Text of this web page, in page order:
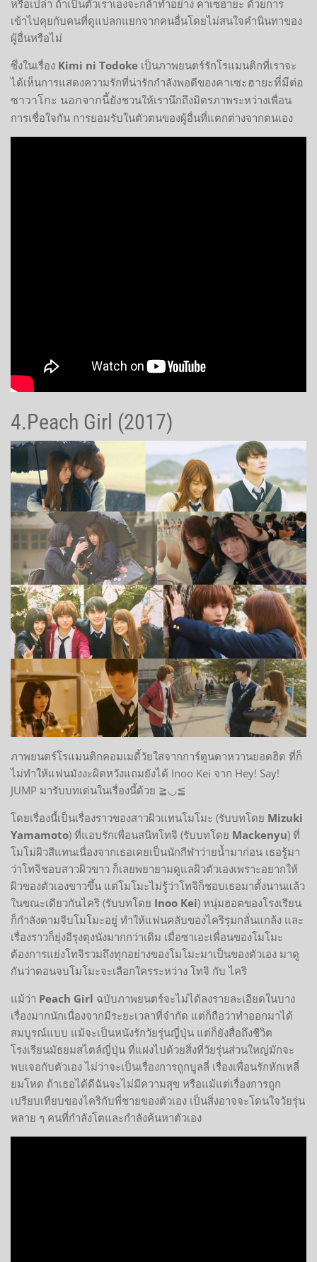
หรือเปล่า ถ้าเป็นตัวเราเองจะกล้าทำอย่าง คาเซฮายะ ด้วยการ
เข้าไปคุยกับคนที่ดูแปลกแยกจากคนอื่นโดยไม่สนใจคำนินทาของ
ผู้อื่นหรือไม่
ซึ่งในเรื่อง Kimi ni Todoke เป็นภาพยนตร์รักโรแมนติกที่เราจะ
ได้เห็นการแสดงความรักที่น่ารักกำลังพอดีของคาเซะฮายะที่มีต่อ
ซาวาโกะ นอกจากนี้ยังชวนให้เรานึกถึงมิตรภาพระหว่างเพื่อน
การเชื่อใจกัน การยอมรับในตัวตนของผู้อื่นที่แตกต่างจากตนเอง
4.Peach Girl (2017)
ภาพยนตร์โรแมนติกคอมเมดี้วัยใสจากการ์ตูนตาหวานยอดฮิต ที่ก็
ไม่ทำให้แฟนมังงะผิดหวังแถมยังได้ Inoo Kei จาก Hey! Say!
JUMP มารับบทเด่นในเรื่องนี้ด้วย ≧◡≦
โดยเรื่องนี้เป็นเรื่องราวของสาวผิวแทนโมโมะ (รับบทโดย Mizuki
Yamamoto) ที่แอบรักเพื่อนสนิทโทจิ (รับบทโดย Mackenyu) ที่
โมโม่ผิวสีแทนเนื่องจากเธอเคยเป็นนักกีฬาว่ายน้ำมาก่อน เธอรู้มา
ว่าโทจิชอบสาวผิวขาว ก็เลยพยายามดูแลผิวตัวเองเพราะอยากให้
ผิวของตัวเองขาวขึ้น แต่โมโมะไม่รู้ว่าโทจิก็ชอบเธอมาตั้งนานแล้ว
ในขณะเดียวกันไคริ (รับบทโดย Inoo Kei) หนุ่มฮอตของโรงเรียน
ก็กำลังตามจีบโมโมะอยู่ ทำให้แฟนคลับของไคริรุมกลั่นแกล้ง และ
เรื่องราวก็ยุ่งอีรุงตุงนังมากกว่าเดิม เมื่อซาเอะเพื่อนของโมโมะ
ต้องการแย่งโทจิรวมถึงทุกอย่างของโมโมะมาเป็นของตัวเอง มาดู
กันว่าตอนจบโมโมะจะเลือกใครระหว่าง โทจิ กับ ไคริ
แม้ว่า Peach Girl ฉบับภาพยนตร์จะไม่ได้ลงรายละเอียดในบาง
เรื่องมากนักเนื่องจากมีระยะเวลาที่จำกัด แต่ก็ถือว่าทำออกมาได้
สมบูรณ์แบบ แม้จะเป็นหนังรักวัยรุ่นญี่ปุ่น แต่ก็ยังสื่อถึงชีวิต
โรงเรียนมัธยมสไตล์ญี่ปุ่น ที่แฝงไปด้วยสิ่งที่วัยรุ่นส่วนใหญ่มักจะ
พบเจอกับตัวเอง ไม่ว่าจะเป็นเรื่องการถูกบูลลี่ เรื่องเพื่อนรักหักเหลี่
ยมโหด ถ้าเธอได้ดีฉันจะไม่มีความสุข หรือแม้แต่เรื่องการถูก
เปรียบเทียบของไคริกับพี่ชายของตัวเอง เป็นสิ่งอาจจะโดนใจวัยรุ่น
หลาย ๆ คนที่กำลังโตและกำลังค้นหาตัวเอง